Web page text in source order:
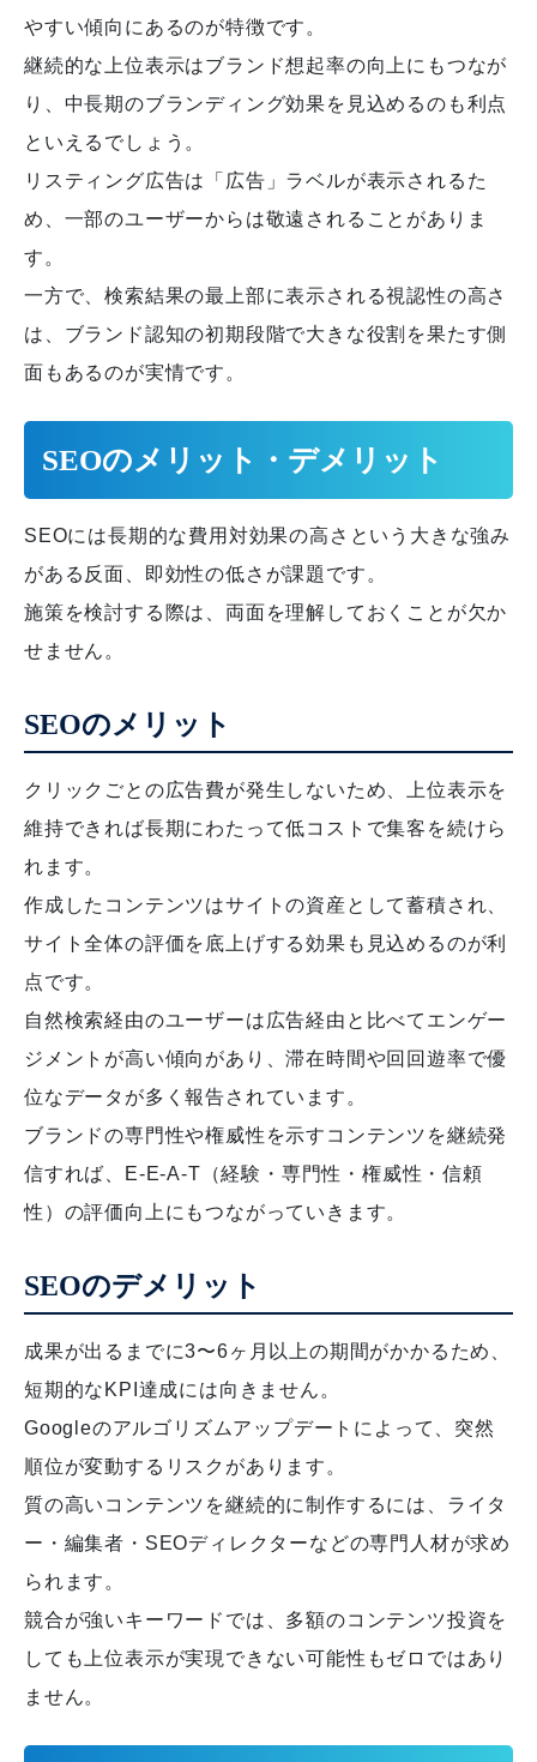
やすい傾向にあるのが特徴です。
継続的な上位表示はブランド想起率の向上にもつなが
り、中長期のブランディング効果を見込めるのも利点
といえるでしょう。
リスティング広告は「広告」ラベルが表示されるた
め、一部のユーザーからは敬遠されることがありま
す。
一方で、検索結果の最上部に表示される視認性の高さ
は、ブランド認知の初期段階で大きな役割を果たす側
面もあるのが実情です。
SEOのメリット・デメリット
SEOには長期的な費用対効果の高さという大きな強み
がある反面、即効性の低さが課題です。
施策を検討する際は、両面を理解しておくことが欠か
せません。
SEOのメリット
クリックごとの広告費が発生しないため、上位表示を
維持できれば長期にわたって低コストで集客を続けら
れます。
作成したコンテンツはサイトの資産として蓄積され、
サイト全体の評価を底上げする効果も見込めるのが利
点です。
自然検索経由のユーザーは広告経由と比べてエンゲー
ジメントが高い傾向があり、滞在時間や回回遊率で優
位なデータが多く報告されています。
ブランドの専門性や権威性を示すコンテンツを継続発
信すれば、E-E-A-T（経験・専門性・権威性・信頼
性）の評価向上にもつながっていきます。
SEOのデメリット
成果が出るまでに3〜6ヶ月以上の期間がかかるため、
短期的なKPI達成には向きません。
Googleのアルゴリズムアップデートによって、突然
順位が変動するリスクがあります。
質の高いコンテンツを継続的に制作するには、ライタ
ー・編集者・SEOディレクターなどの専門人材が求め
られます。
競合が強いキーワードでは、多額のコンテンツ投資を
しても上位表示が実現できない可能性もゼロではあり
ません。